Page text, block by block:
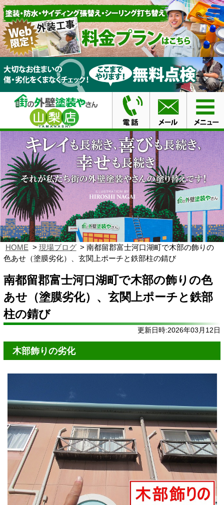
HOME 現場ブログ
南都留郡富士河口湖町で木部の飾りの
色あせ（塗膜劣化）、玄関上ポーチと鉄部柱の錆び
南都留郡富士河口湖町で木部の飾りの色
あせ（塗膜劣化）、玄関上ポーチと鉄部
柱の錆び
更新日時:2026年03月12日
木部飾りの劣化